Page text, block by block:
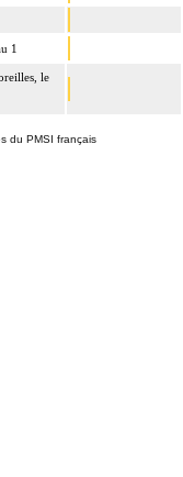
1
le
du PMSI français